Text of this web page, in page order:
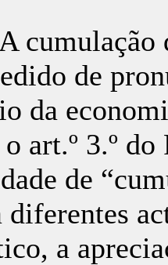
de
da
art.º 3.º
de
a